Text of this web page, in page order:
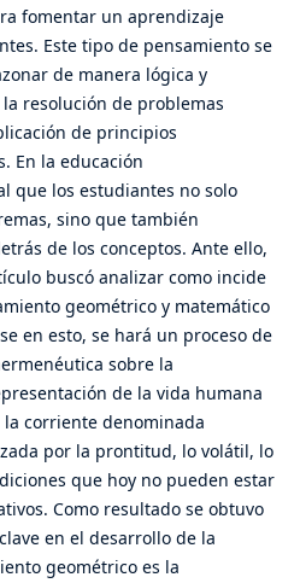
fomentar un aprendizaje
Este tipo de pensamiento se
de manera lógica y
resolución de problemas
de principios
En la educación
que los estudiantes no solo
sino que también
de los conceptos. Ante ello,
buscó analizar como incide
geométrico y matemático
en esto, se hará un proceso de
sobre la
de la vida humana
corriente denominada
por la prontitud, lo volátil, lo
que hoy no pueden estar
Como resultado se obtuvo
en el desarrollo de la
geométrico es la